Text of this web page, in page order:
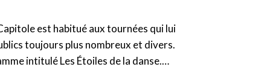
est habitué aux tournées qui lui
toujours plus nombreux et divers.
intitulé Les Étoiles de la danse.…